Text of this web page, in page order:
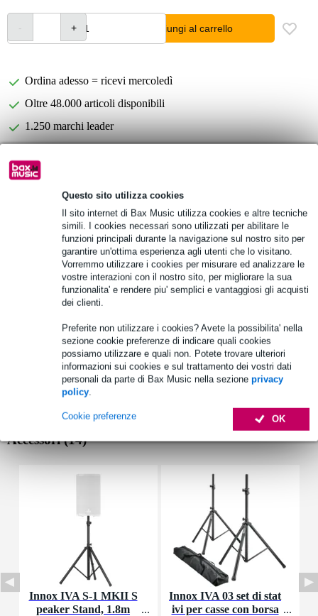
Questo sito utilizza cookies
Il sito internet di Bax Music utilizza cookies e altre tecniche
simili. I cookies necessari sono utilizzati per abilitare le
funzioni principali durante la navigazione sul nostro sito per
garantire un'ottima esperienza agli utenti che lo visitano.
Vorremmo utilizzare i cookies per misurare ed analizzare le
vostre interazioni con il nostro sito, per migliorare la sua
funzionalita' e rendere piu' semplici e vantaggiosi gli acquisti
dei clienti.
Preferite non utilizzare i cookies? Avete la possibilita' nella
sezione cookie preferenze di indicare quali cookies
possiamo utilizzare e quali non. Potete trovare ulteriori
informazioni sui cookies e sul trattamento dei vostri dati
personali da parte di Bax Music nella sezione privacy
policy.
OK
Cookie preferenze
Aggiungi al carrello
Ordina adesso = ricevi mercoledì
Oltre 48.000 articoli disponibili
1.250 marchi leader
Informazioni sul prodotto
Specifiche complete
Vedi anche (1)
Accessori (14)
Innox IVA S-1 MKII S
peaker Stand, 1.8m
Innox IVA 03 set di stat
ivi per casse con borsa